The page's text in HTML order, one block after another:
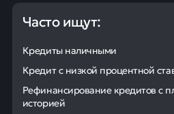
Часто ищут:
Кредиты наличными
Кредит с низкой процентной
Рефинансирование кредитов с
историей